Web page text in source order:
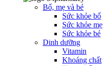
Bố, mẹ và bé
Sức khỏe bố
Sức khỏe mẹ
Sức khỏe bé
Dinh dưỡng
Vitamin
Khoáng chất